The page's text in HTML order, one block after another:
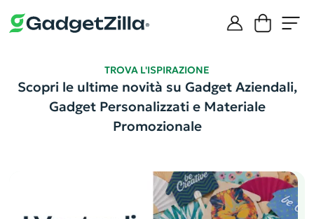
Il nostro BlogTROVA L'ISPIRAZIONE
Scopri le ultime novità su Gadget Aziendali,
Gadget Personalizzati e Materiale
Promozionale